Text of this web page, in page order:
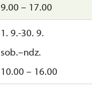
9.00 – 17.00
1. 9.-30. 9.
sob.–ndz.
10.00 – 16.00